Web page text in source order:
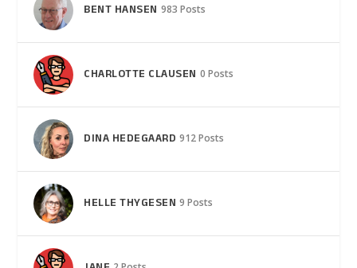
BENT HANSEN 983 Posts
CHARLOTTE CLAUSEN 0 Posts
DINA HEDEGAARD 912 Posts
HELLE THYGESEN 9 Posts